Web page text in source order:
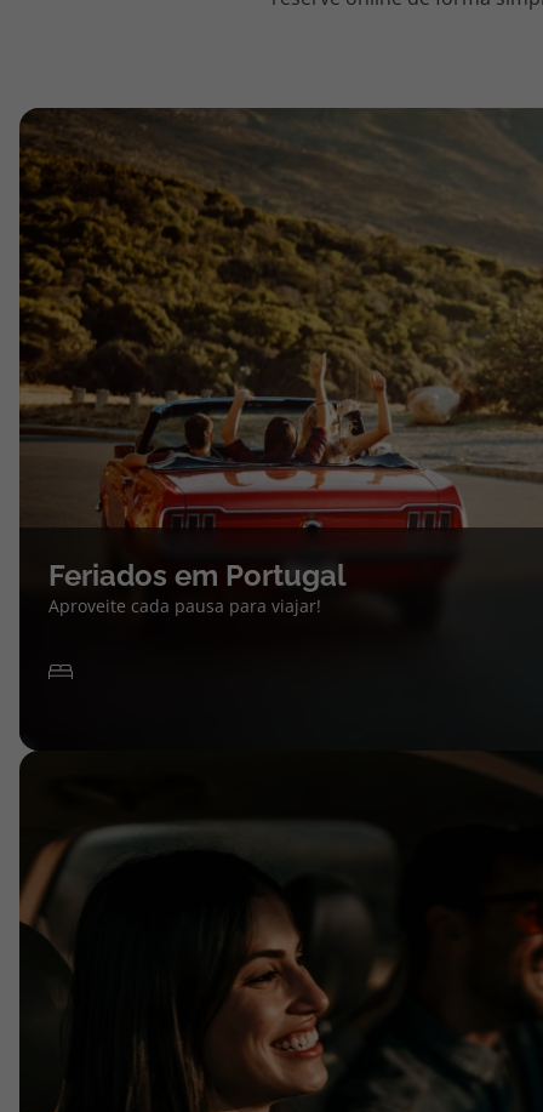
topatlantico@topatlantico.com
Feriados em Portugal
Aproveite cada pausa para viajar!